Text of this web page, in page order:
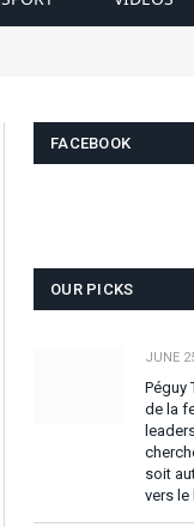
FACEBOOK
OUR PICKS
JUNE
Péguy
de la
soit
vers le